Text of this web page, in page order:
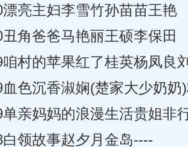
主妇李雪竹孙苗苗王艳
爸爸马艳丽王硕李保田
的苹果红了桂英杨凤良
沉香淑娴(楚家大少奶奶)
妈妈的浪漫生活贵姐非
故事赵夕月金岛----